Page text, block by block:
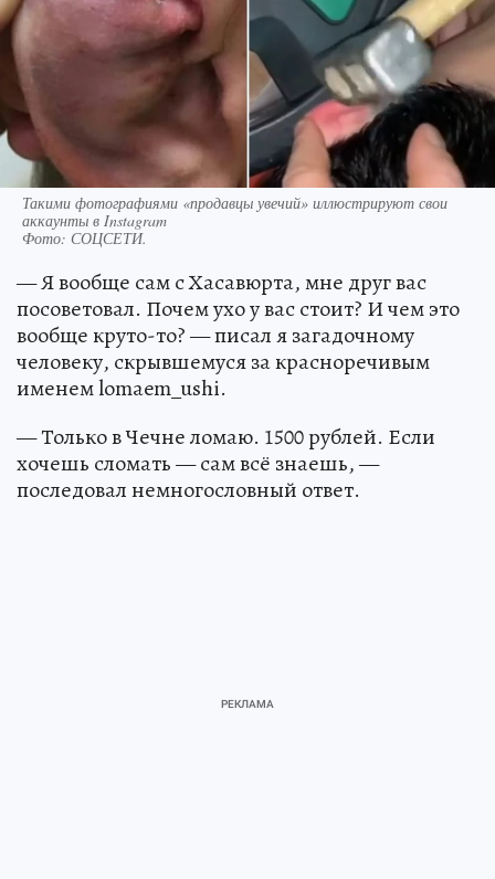
Такими фотографиями «продавцы увечий» иллюстрируют свои
аккаунты в Instagram
Фото: СОЦСЕТИ.
— Я вообще сам с Хасавюрта, мне друг вас
посоветовал. Почем ухо у вас стоит? И чем это
вообще круто-то? — писал я загадочному
человеку, скрывшемуся за красноречивым
именем lomaem_ushi.
— Только в Чечне ломаю. 1500 рублей. Если
хочешь сломать — сам всё знаешь, —
последовал немногословный ответ.